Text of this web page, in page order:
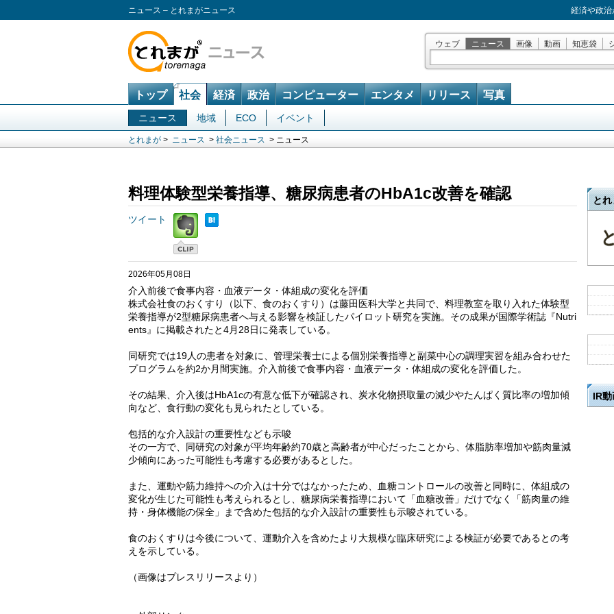
ニュース – とれまがニュース 経済や政
ウェブ ニュース 画像 動画 知恵袋
トップ 社会 経済 政治 コンピューター エンタメ リリース 写真
ニュース 地域 ECO イベント
とれまが > ニュース > 社会ニュース > ニュース
料理体験型栄養指導、糖尿病患者のHbA1c改善を確認
ツイート
2026年05月08日
介入前後で食事内容・血液データ・体組成の変化を評価
株式会社食のおくすり（以下、食のおくすり）は藤田医科大学と共同で、料理教室を取り入れた体験型
栄養指導が2型糖尿病患者へ与える影響を検証したパイロット研究を実施。その成果が国際学術誌『Nutri
ents』に掲載されたと4月28日に発表している。
同研究では19人の患者を対象に、管理栄養士による個別栄養指導と副菜中心の調理実習を組み合わせた
プログラムを約2か月間実施。介入前後で食事内容・血液データ・体組成の変化を評価した。
その結果、介入後はHbA1cの有意な低下が確認され、炭水化物摂取量の減少やたんぱく質比率の増加傾
向など、食行動の変化も見られたとしている。
包括的な介入設計の重要性なども示唆
その一方で、同研究の対象が平均年齢約70歳と高齢者が中心だったことから、体脂肪率増加や筋肉量減
少傾向にあった可能性も考慮する必要があるとした。
また、運動や筋力維持への介入は十分ではなかったため、血糖コントロールの改善と同時に、体組成の
変化が生じた可能性も考えられるとし、糖尿病栄養指導において「血糖改善」だけでなく「筋肉量の維
持・身体機能の保全」まで含めた包括的な介入設計の重要性も示唆されている。
食のおくすりは今後について、運動介入を含めたより大規模な臨床研究による検証が必要であるとの考
えを示している。
（画像はプレスリリースより）
とれ
IR動